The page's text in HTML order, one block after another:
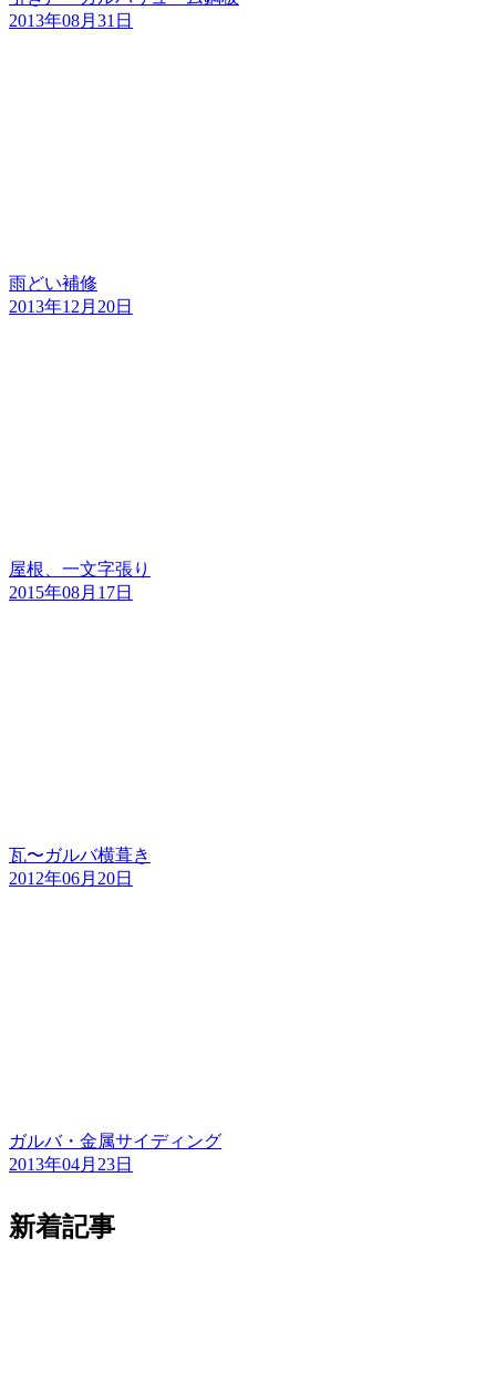
2013年08月31日
雨どい補修
2013年12月20日
屋根、一文字張り
2015年08月17日
瓦〜ガルバ横葺き
2012年06月20日
ガルバ・金属サイディング
2013年04月23日
新着記事